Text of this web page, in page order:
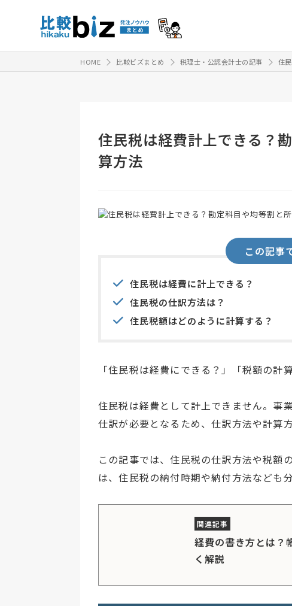
HOME 比較ビズまとめ 税理士・公認会計士の記事 住
住民税は経費計上できる？
算方法
この記事
住民税は経費に計上できる？
住民税の仕訳方法は？
住民税額はどのように計算する？
「住民税は経費にできる？」「税額の計
住民税は経費として計上できません。事
仕訳が必要となるため、仕訳方法や計算
この記事では、住民税の仕訳方法や税額
は、住民税の納付時期や納付方法なども
経費の書き方とは？
く解説